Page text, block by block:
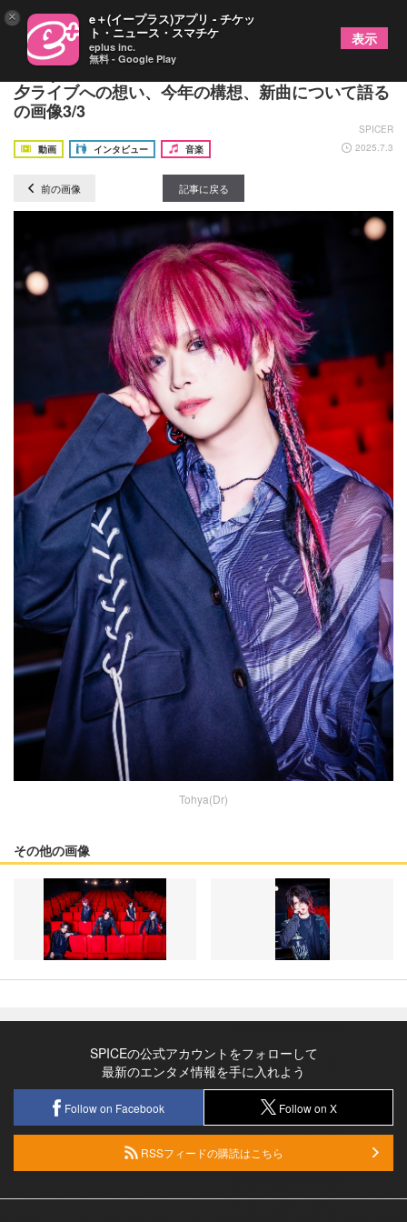
vistlip 結成記念日7月7日の恒例ライブ目前！ 七
夕ライブへの想い、今年の構想、新曲について語る
の画像3/3
SPICER
動画
インタビュー 音楽 2025.7.3
前の画像 記事に戻る
Tohya(Dr)
その他の画像
SPICEの公式アカウントをフォローして
最新のエンタメ情報を手に入れよう
Follow on Facebook Follow on X
RSSフィードの購読はこちら
× e＋(イープラス)アプリ - チケッ
ト・ニュース・スマチケ
eplus inc.
無料 - Google Play
表示